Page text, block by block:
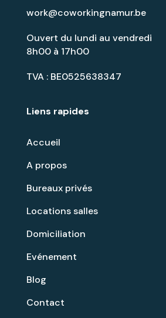
Liens rapides
Accueil
A propos
Bureaux privés
Locations salles
Domiciliation
Evénement
Blog
Contact
work@coworkingnamur.be
Ouvert du lundi au vendredi
8h00 à 17h00
TVA : BE0525638347